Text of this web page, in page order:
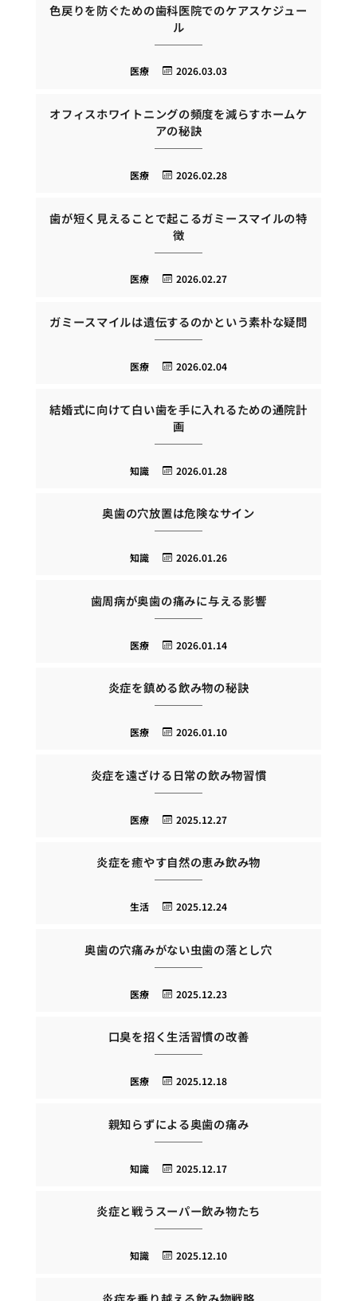
色戻りを防ぐための歯科医院でのケアスケジュー
ル
2026.03.03
医療
オフィスホワイトニングの頻度を減らすホームケ
アの秘訣
2026.02.28
医療
歯が短く見えることで起こるガミースマイルの特
徴
2026.02.27
医療
ガミースマイルは遺伝するのかという素朴な疑問
2026.02.04
医療
結婚式に向けて白い歯を手に入れるための通院計
画
2026.01.28
知識
奥歯の穴放置は危険なサイン
2026.01.26
知識
歯周病が奥歯の痛みに与える影響
2026.01.14
医療
炎症を鎮める飲み物の秘訣
2026.01.10
医療
炎症を遠ざける日常の飲み物習慣
2025.12.27
医療
炎症を癒やす自然の恵み飲み物
2025.12.24
生活
奥歯の穴痛みがない虫歯の落とし穴
2025.12.23
医療
口臭を招く生活習慣の改善
2025.12.18
医療
親知らずによる奥歯の痛み
2025.12.17
知識
炎症と戦うスーパー飲み物たち
2025.12.10
知識